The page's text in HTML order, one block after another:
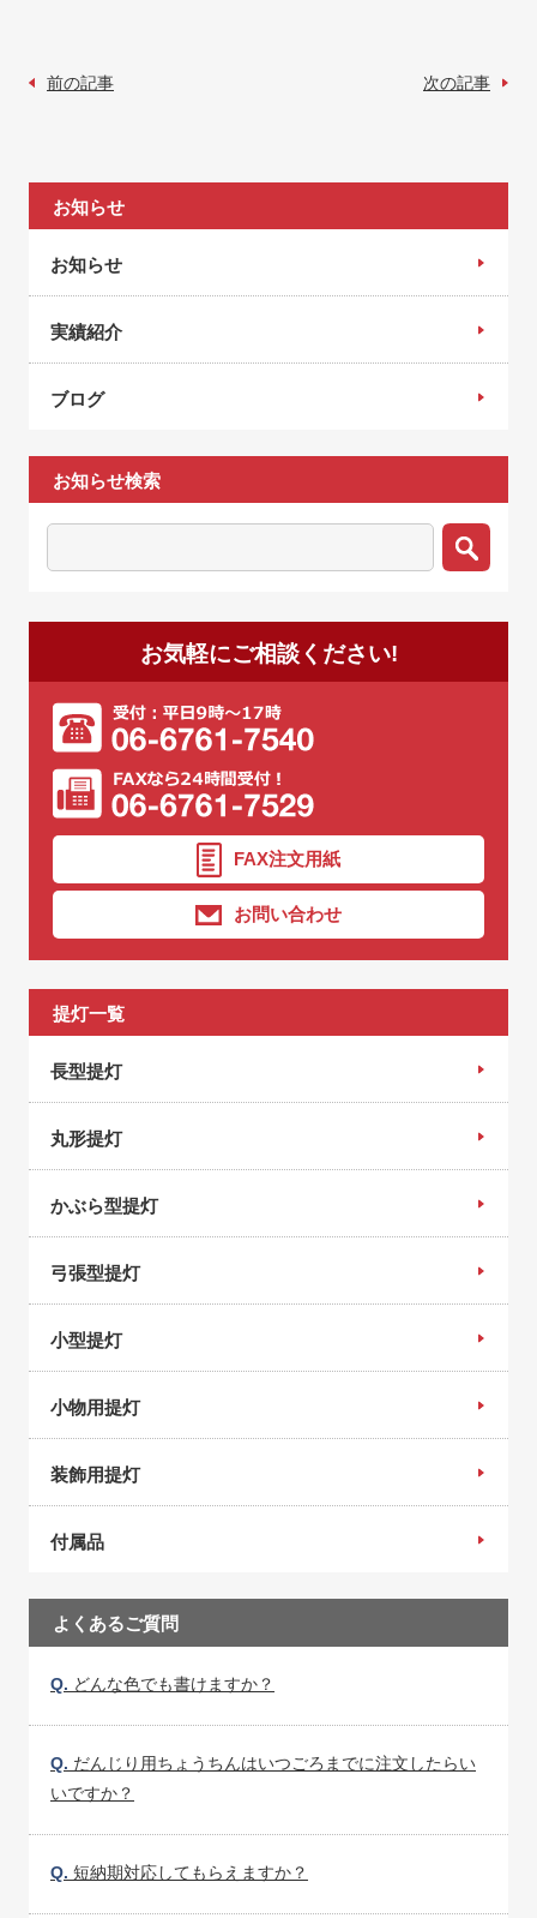
前の記事 次の記事
お知らせ
お知らせ
実績紹介
ブログ
お知らせ検索
お気軽にご相談ください!
FAX注文用紙
お問い合わせ
提灯一覧
長型提灯
丸形提灯
かぶら型提灯
弓張型提灯
小型提灯
小物用提灯
装飾用提灯
付属品
よくあるご質問
Q. どんな色でも書けますか？
Q. だんじり用ちょうちんはいつごろまでに注文したらい
いですか？
Q. 短納期対応してもらえますか？